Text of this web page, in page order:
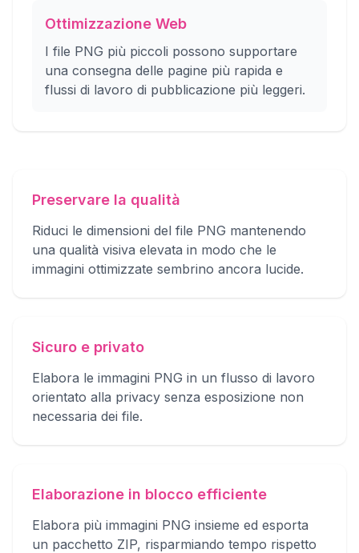
Ottimizzazione Web
I file PNG più piccoli possono supportare
una consegna delle pagine più rapida e
flussi di lavoro di pubblicazione più leggeri.
Preservare la qualità
Riduci le dimensioni del file PNG mantenendo
una qualità visiva elevata in modo che le
immagini ottimizzate sembrino ancora lucide.
Sicuro e privato
Elabora le immagini PNG in un flusso di lavoro
orientato alla privacy senza esposizione non
necessaria dei file.
Elaborazione in blocco efficiente
Elabora più immagini PNG insieme ed esporta
un pacchetto ZIP, risparmiando tempo rispetto